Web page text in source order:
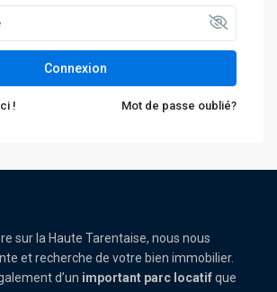
Connexion
! Mot de passe oublié?
sur la Haute Tarentaise, nous nous
et recherche de votre bien immobilier.
d’un important parc locatifque